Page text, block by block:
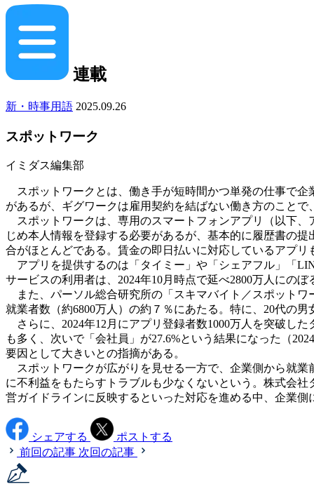
連載
新・時事用語 2025.09.26
スポットワーク
イミダス編集部
スポットワークとは、働き手が短時間かつ単発の仕事で企
があるが、ギグワークは雇用契約を結ばない働き方のことで
スポットワークは、専用のスマートフォンアプリ（以下、
じめ本人情報を登録する必要があるが、基本的に履歴書の
合がほとんどである。賃金の即日払いに対応しているアプ
アプリを提供するのは「タイミー」や「シェアフル」「
サービスの利用者は、2024年10月時点で延べ2800万人にのぼ
また、パーソル総合研究所の「スキマバイト／スポットワ
就業者数（約6800万人）の約７％にあたる。特に、20代の
さらに、2024年12月にアプリ登録者数1000万人を突破し
も多く、次いで「会社員」が27.6%という結果になった（
要因として大きいとの指摘がある。
スポットワークが広がりを見せる一方で、企業側から就業
に不利益をもたらすトラブルも少なくないという。株式会
営ガイドラインに反映するといった対応を進める中、企業
シェアする
ポストする
前回の記事 次回の記事